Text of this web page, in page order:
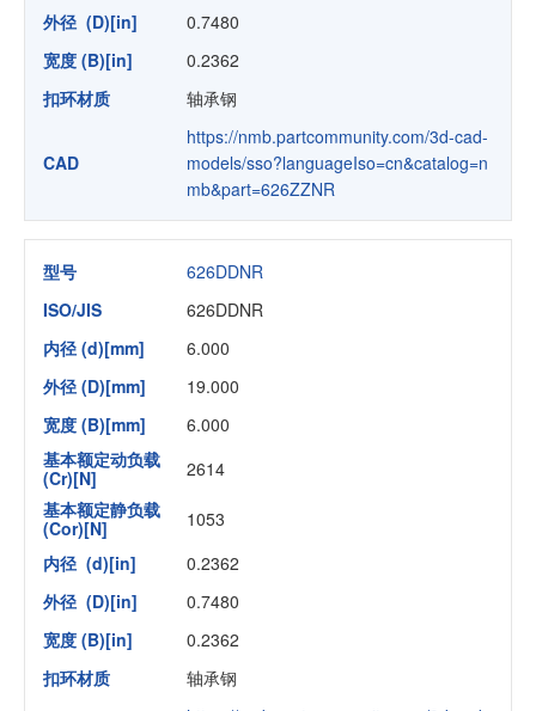
外径 (D)[in]
0.7480
宽度 (B)[in]
0.2362
扣环材质
轴承钢
CAD
https://nmb.partcommunity.com/3d-cad-
models/sso?languageIso=cn&catalog=n
mb&part=626ZZNR
型号
626DDNR
ISO/JIS
626DDNR
内径 (d)[mm]
6.000
外径 (D)[mm]
19.000
宽度 (B)[mm]
6.000
基本额定动负载
(Cr)[N]
2614
基本额定静负载
(Cor)[N]
1053
内径 (d)[in]
0.2362
外径 (D)[in]
0.7480
宽度 (B)[in]
0.2362
扣环材质
轴承钢